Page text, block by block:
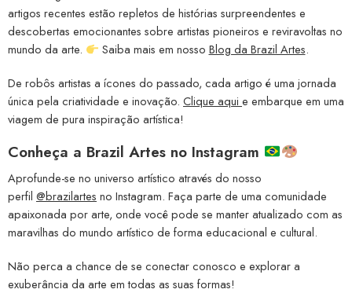
artigos recentes estão repletos de histórias surpreendentes e
descobertas emocionantes sobre artistas pioneiros e reviravoltas no
mundo da arte.
Saiba mais em nosso Blog da Brazil Artes.
De robôs artistas a ícones do passado, cada artigo é uma jornada
única pela criatividade e inovação. Clique aqui e embarque em uma
viagem de pura inspiração artística!
Conheça a Brazil Artes no Instagram
Aprofunde-se no universo artístico através do nosso
perfil @brazilartes no Instagram. Faça parte de uma comunidade
apaixonada por arte, onde você pode se manter atualizado com as
maravilhas do mundo artístico de forma educacional e cultural.
Não perca a chance de se conectar conosco e explorar a
exuberância da arte em todas as suas formas!